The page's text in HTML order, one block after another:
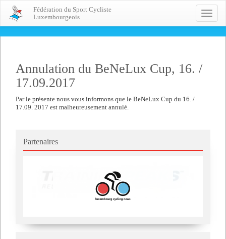
Toggle
Fédération du Sport Cycliste
Luxembourgeois
Annulation du BeNeLux Cup, 16. /
17.09.2017
Par le présente nous vous informons que le BeNeLux Cup du 16. /
17.09. 2017 est malheureusement annulé.
Partenaires